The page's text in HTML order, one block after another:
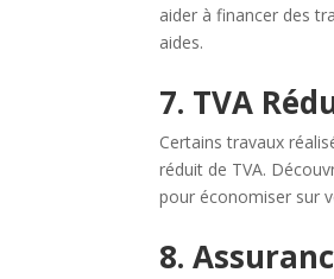
aider à financer des
aides.
7. TVA
Certains travaux
réduit de TVA.
pour économiser sur
8.